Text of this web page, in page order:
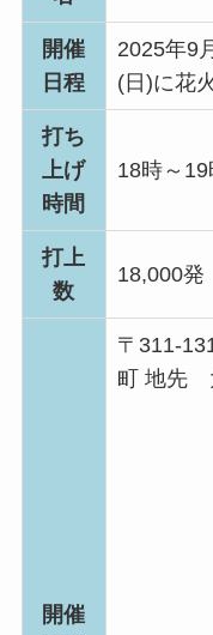
開催
日程
2025年9
(日)に花
打ち
上げ
時間
18時～
打上
数
18,000発
開催
〒311-
町 地先